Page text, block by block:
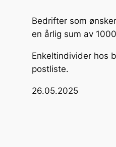
Bedrifter som
en årlig sum av
Enkeltindivider hos
postliste.
26.05.2025